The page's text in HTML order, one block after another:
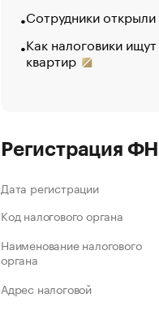
Сотрудники
Как налоговики
квартир
Регистрация
Дата регистрации
Код налогового органа
Наименование налогового
органа
Адрес налоговой